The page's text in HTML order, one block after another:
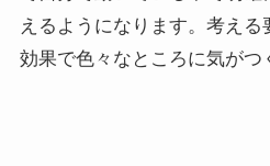
えるようになります。考え
効果で色々なところに気がつ